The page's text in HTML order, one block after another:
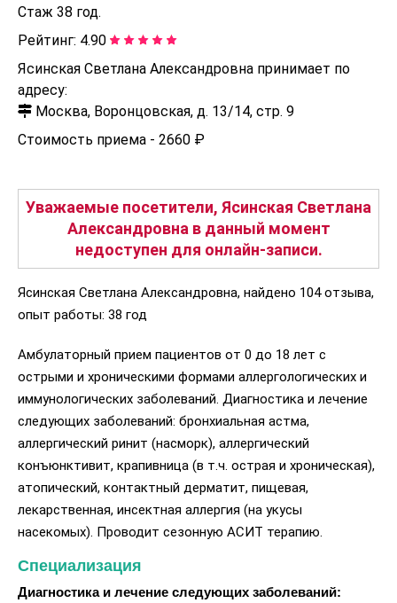
Стаж 38 год.
Рейтинг: 4.90
Ясинская Светлана Александровна принимает по
адресу:
Москва, Воронцовская, д. 13/14, стр. 9
Стоимость приема - 2660 ₽
Уважаемые посетители, Ясинская Светлана
Александровна в данный момент
недоступен для онлайн-записи.
Ясинская Светлана Александровна, найдено 104 отзыва,
опыт работы: 38 год
Амбулаторный прием пациентов от 0 до 18 лет с
острыми и хроническими формами аллергологических и
иммунологических заболеваний. Диагностика и лечение
следующих заболеваний: бронхиальная астма,
аллергический ринит (насморк), аллергический
конъюнктивит, крапивница (в т.ч. острая и хроническая),
атопический, контактный дерматит, пищевая,
лекарственная, инсектная аллергия (на укусы
насекомых). Проводит сезонную АСИТ терапию.
Специализация
Диагностика и лечение следующих заболеваний: